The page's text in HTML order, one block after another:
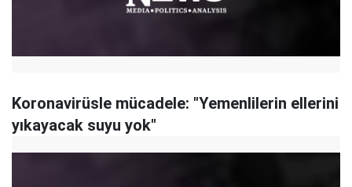
Koronavirüsle mücadele: "Yemenlilerin ellerini
yıkayacak suyu yok"